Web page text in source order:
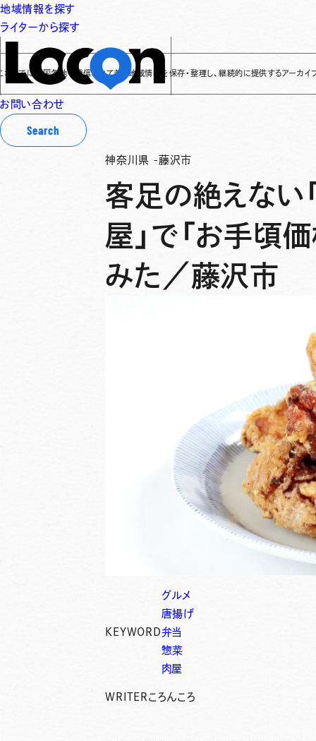
地域情報を探す
ライターから探す
お問い合わせ
Search
各地で発信されてきた地域情報を保存・整理し、継続的に提供するアーカイブサイトです✌
神奈川県 - 藤沢市
客足の絶えない
屋」で「お手頃
みた／藤沢市
KEYWORD
グルメ
唐揚げ
弁当
惣菜
肉屋
WRITER ころんころ